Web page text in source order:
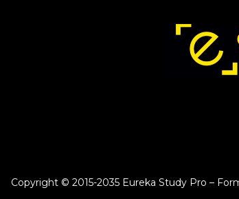
Copyright © 2015-2035 Eureka Study Pro –